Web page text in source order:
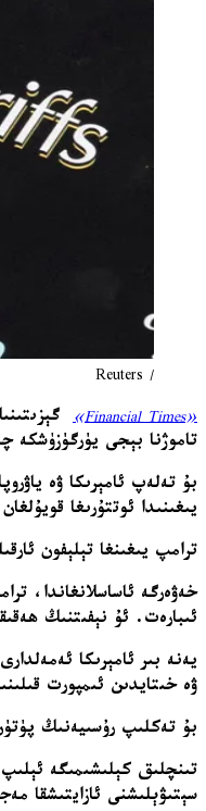
/ Reuters
«Financial Times»
تاموژنا بېجى يۈرگۈزۈشكە
بۇ تەلەپ ئامېرىكا ۋە
يىغىنىدا ئوتتۇرىغا
ترامپ يىغىنغا تېلېفون
خەۋەرگە ئاساسلانغاندا،
ئىبارەت. ئۇ نېفىتنىڭ
يەنە بىر ئامېرىكا
ۋە خىتايدىن ئىمپورت
بۇ تەكلىپ رۇسىيەنىڭ
تىنچلىق كېلىشىمىگە
سېتىۋېلىشنى ئازايتىشقا